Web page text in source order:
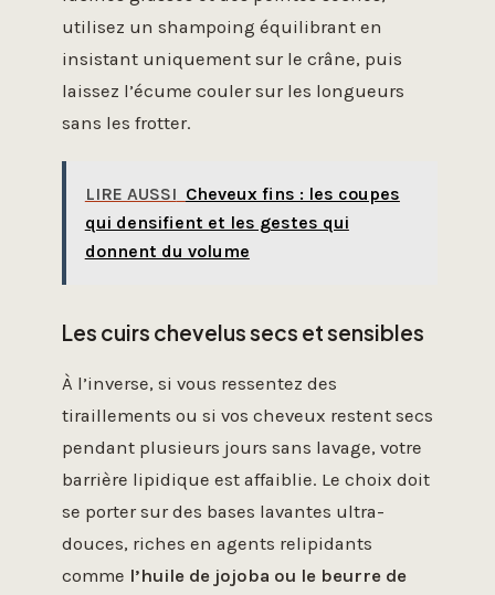
utilisez un shampoing équilibrant en
insistant uniquement sur le crâne, puis
laissez l’écume couler sur les longueurs
sans les frotter.
LIRE AUSSI Cheveux fins : les coupes
qui densifient et les gestes qui
donnent du volume
Les cuirs chevelus secs et sensibles
À l’inverse, si vous ressentez des
tiraillements ou si vos cheveux restent secs
pendant plusieurs jours sans lavage, votre
barrière lipidique est affaiblie. Le choix doit
se porter sur des bases lavantes ultra-
douces, riches en agents relipidants
comme l’huile de jojoba ou le beurre de